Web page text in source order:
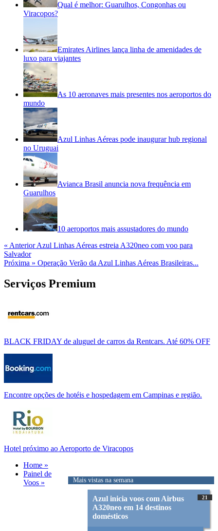
Qual é melhor: Guarulhos, Congonhas ou
Viracopos?
Emirates Airlines lança linha de amenidades de
luxo para viajantes
As 10 aeronaves mais presentes nos aeroportos do
mundo
Azul Linhas Aéreas pode inaugurar hub regional
no Uruguai
Avianca Brasil anuncia nova frequência em
Guarulhos
10 aeroportos mais assustadores do mundo
« AnteriorAzul Linhas Aéreas estreia A320neo com voo para
Salvador
Próxima » Operação Verão da Azul Linhas Aéreas Brasileiras...
Serviços Premium
BLACK FRIDAY de aluguel de carros da Rentcars. Até 60% OFF
Encontre opções de hotéis e hospedagem em Campinas e região.
Hotel próximo ao Aeroporto de Viracopos
Mais vistas na semana
Azul inicia voos com Airbus
A320neo em 14 destinos
domésticos
21
Home »
Painel de
Voos »